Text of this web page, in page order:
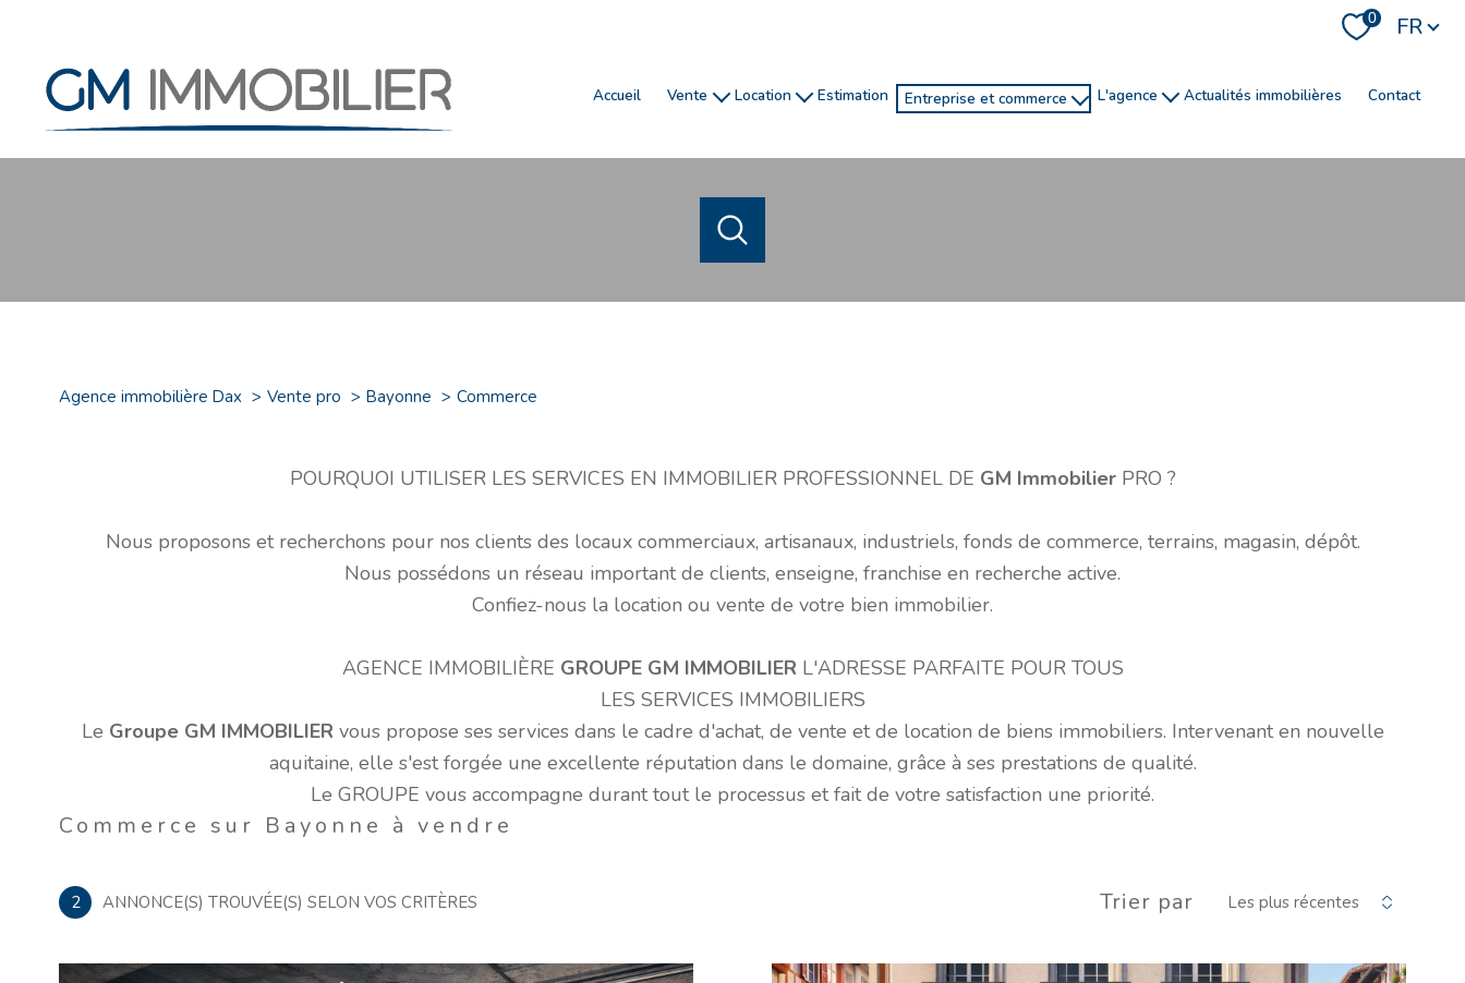
0 Langue
FR
accueil vente
chasseur immobilier
location estimation entreprise et commerce l'agence actualités immobilières contact
de l'immo pro
Agence immobilière Dax Vente pro Bayonne Commerce
POURQUOI UTILISER LES SERVICES EN IMMOBILIER PROFESSIONNEL DE GM ImmobilierPRO ?
Nous proposons et recherchons pour nos clients des locaux commerciaux, artisanaux, industriels, fonds de commerce, terrains, magasin, dépôt.
Nous possédons un réseau important de clients, enseigne, franchise en recherche active.
Confiez-nous la location ou vente de votre bien immobilier.
AGENCE IMMOBILIÈRE GROUPE GM IMMOBILIER L'ADRESSE PARFAITE POUR TOUS
LES SERVICES IMMOBILIERS
Le Groupe GM IMMOBILIER vous propose ses services dans le cadre d'achat, de vente et de location de biens immobiliers. Intervenant en nouvelle
aquitaine, elle s'est forgée une excellente réputation dans le domaine, grâce à ses prestations de qualité.
Le GROUPE vous accompagne durant tout le processus et fait de votre satisfaction une priorité.
Commerce sur Bayonne à vendre
2 ANNONCE(S) TROUVÉE(S) SELON VOS CRITÈRES Trier par Les plus récentes